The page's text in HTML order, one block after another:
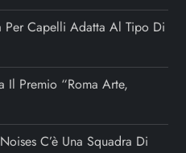
Per Capelli Adatta Al Tipo Di
Il Premio “Roma Arte,
C’è Una Squadra Di